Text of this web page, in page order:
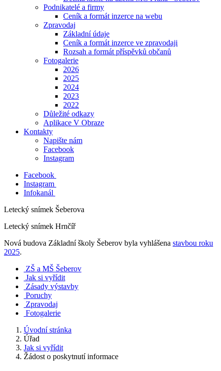
Podnikatelé a firmy
Ceník a formát inzerce na webu
Zpravodaj
Základní údaje
Ceník a formát inzerce ve zpravodaji
Rozsah a formát příspěvků občanů
Fotogalerie
2026
2025
2024
2023
2022
Důležité odkazy
Aplikace V Obraze
Kontakty
Napište nám
Facebook
Instagram
Facebook
Instagram
Infokanál
Letecký snímek Šeberova
Letecký snímek Hrnčíř
Nová budova Základní školy Šeberov byla vyhlášena stavbou roku
2025.
ZŠ a MŠ Šeberov
Jak si vyřídit
Zásady výstavby
Poruchy
Zpravodaj
Fotogalerie
Úvodní stránka
Úřad
Jak si vyřídit
Žádost o poskytnutí informace